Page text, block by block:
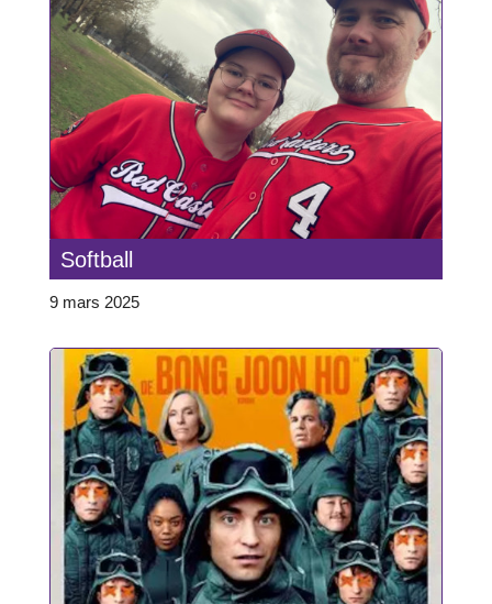
Softball
9 mars 2025